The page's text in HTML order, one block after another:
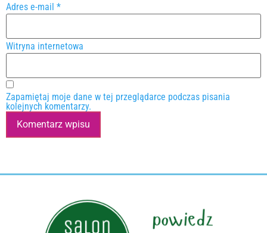
Adres e-mail *
Witryna internetowa
Zapamiętaj moje dane w tej przeglądarce podczas pisania
kolejnych komentarzy.